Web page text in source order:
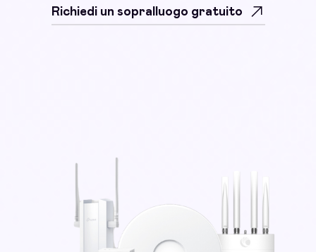
Richiedi un sopralluogo gratuito